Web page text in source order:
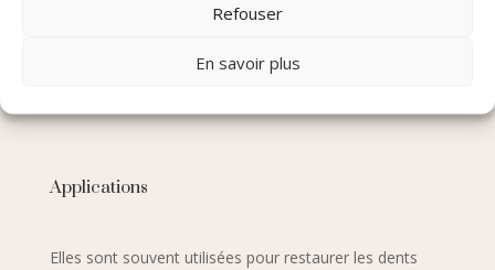
Refouser
En savoir plus
couronnes céramiques peuvent être moins résistantes
Applications
Elles sont souvent utilisées pour restaurer les dents